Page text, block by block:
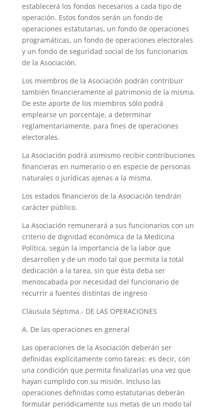
establecerá los fondos necesarios a cada tipo de
operación. Estos fondos serán un fondo de
operaciones estatutarias, un fondo de operaciones
programáticas, un fondo de operaciones electorales
y un fondo de seguridad social de los funcionarios
de la Asociación.
Los miembros de la Asociación podrán contribuir
también financieramente al patrimonio de la misma.
De este aporte de los miembros sólo podrá
emplearse un porcentaje, a determinar
reglamentariamente, para fines de operaciones
electorales.
La Asociación podrá asimismo recibir contribuciones
financieras en numerario o en especie de personas
naturales o jurídicas ajenas a la misma.
Los estados financieros de la Asociación tendrán
carácter público.
La Asociación remunerará a sus funcionarios con un
criterio de dignidad económica de la Medicina
Política, según la importancia de la labor que
desarrollen y de un modo tal que permita la total
dedicación a la tarea, sin que ésta deba ser
menoscabada por necesidad del funcionario de
recurrir a fuentes distintas de ingreso
Cláusula Séptima.- DE LAS OPERACIONES
A. De las operaciones en general
Las operaciones de la Asociación deberán ser
definidas explícitamente como tareas: es decir, con
una condición que permita finalizarlas una vez que
hayan cumplido con su misión. Incluso las
operaciones definidas como estatutarias deberán
formular periódicamente sus metas de un modo tal